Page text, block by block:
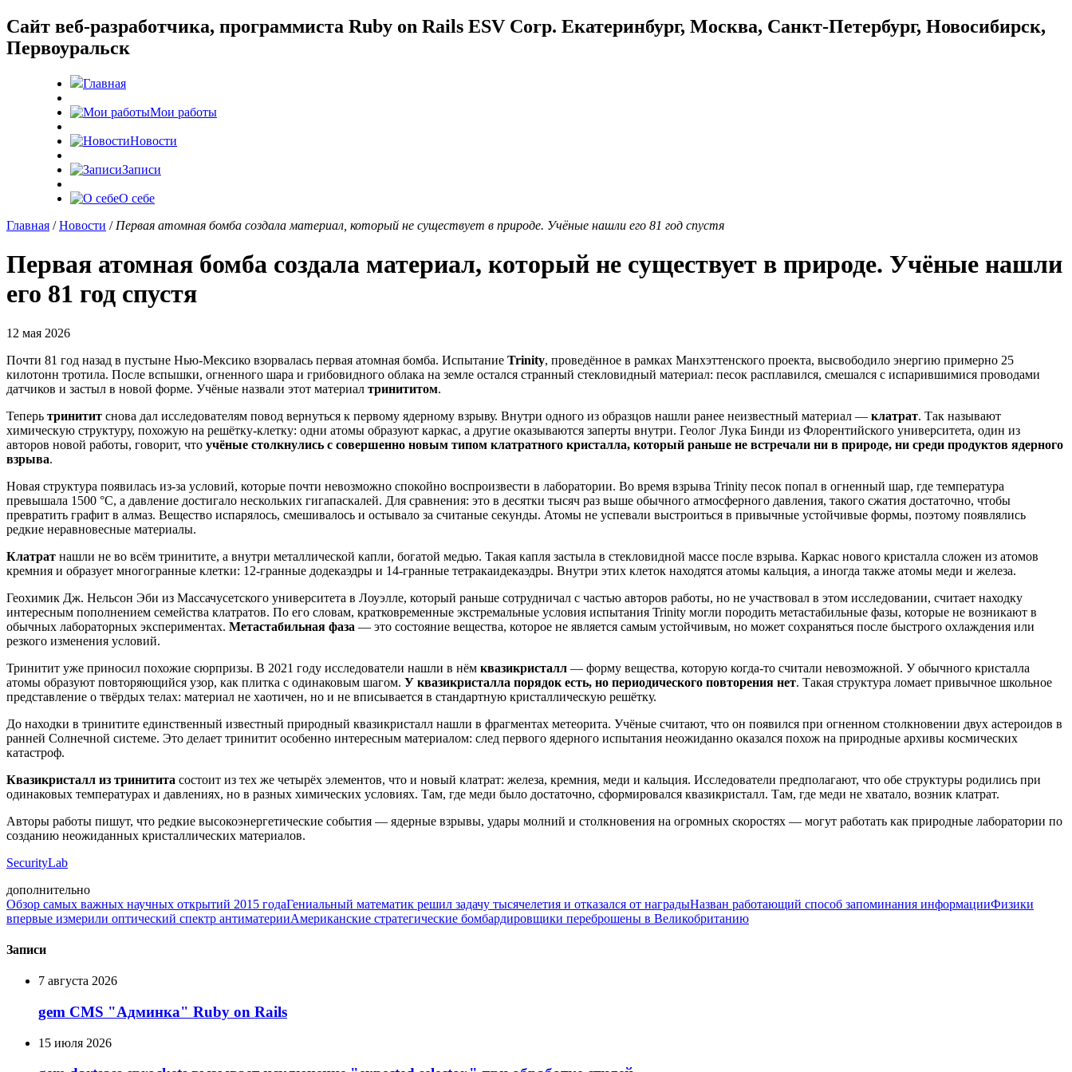
Cайт веб-разработчика, программиста Ruby on Rails ESV Corp. Екатеринбург, Москва, Санкт-Петербург, Новосибирск,
Первоуральск
Главная
Мои работы
Новости
Записи
О себе
Главная /Новости / Первая атомная бомба создала материал, который не существует в природе. Учёные нашли его 81 год спустя
Первая атомная бомба создала материал, который не существует в природе. Учёные нашли
его 81 год спустя
12 мая 2026
Почти 81 год назад в пустыне Нью-Мексико взорвалась первая атомная бомба. Испытание Trinity, проведённое в рамках Манхэттенского проекта, высвободило энергию примерно 25
килотонн тротила. После вспышки, огненного шара и грибовидного облака на земле остался странный стекловидный материал: песок расплавился, смешался с испарившимися проводами
датчиков и застыл в новой форме. Учёные назвали этот материал тринититом.
Теперь тринитит снова дал исследователям повод вернуться к первому ядерному взрыву. Внутри одного из образцов нашли ранее неизвестный материал — клатрат. Так называют
химическую структуру, похожую на решётку-клетку: одни атомы образуют каркас, а другие оказываются заперты внутри. Геолог Лука Бинди из Флорентийского университета, один из
авторов новой работы, говорит, что учёные столкнулись с совершенно новым типом клатратного кристалла, который раньше не встречали ни в природе, ни среди продуктов ядерного
взрыва.
Новая структура появилась из-за условий, которые почти невозможно спокойно воспроизвести в лаборатории. Во время взрыва Trinity песок попал в огненный шар, где температура
превышала 1500 °C, а давление достигало нескольких гигапаскалей. Для сравнения: это в десятки тысяч раз выше обычного атмосферного давления, такого сжатия достаточно, чтобы
превратить графит в алмаз. Вещество испарялось, смешивалось и остывало за считаные секунды. Атомы не успевали выстроиться в привычные устойчивые формы, поэтому появлялись
редкие неравновесные материалы.
Клатрат нашли не во всём тринитите, а внутри металлической капли, богатой медью. Такая капля застыла в стекловидной массе после взрыва. Каркас нового кристалла сложен из атомов
кремния и образует многогранные клетки: 12-гранные додекаэдры и 14-гранные тетракаидекаэдры. Внутри этих клеток находятся атомы кальция, а иногда также атомы меди и железа.
Геохимик Дж. Нельсон Эби из Массачусетского университета в Лоуэлле, который раньше сотрудничал с частью авторов работы, но не участвовал в этом исследовании, считает находку
интересным пополнением семейства клатратов. По его словам, кратковременные экстремальные условия испытания Trinity могли породить метастабильные фазы, которые не возникают в
обычных лабораторных экспериментах. Метастабильная фаза — это состояние вещества, которое не является самым устойчивым, но может сохраняться после быстрого охлаждения или
резкого изменения условий.
Тринитит уже приносил похожие сюрпризы. В 2021 году исследователи нашли в нём квазикристалл — форму вещества, которую когда-то считали невозможной. У обычного кристалла
атомы образуют повторяющийся узор, как плитка с одинаковым шагом. У квазикристалла порядок есть, но периодического повторения нет. Такая структура ломает привычное школьное
представление о твёрдых телах: материал не хаотичен, но и не вписывается в стандартную кристаллическую решётку.
До находки в тринитите единственный известный природный квазикристалл нашли в фрагментах метеорита. Учёные считают, что он появился при огненном столкновении двух астероидов в
ранней Солнечной системе. Это делает тринитит особенно интересным материалом: след первого ядерного испытания неожиданно оказался похож на природные архивы космических
катастроф.
Квазикристалл из тринитита состоит из тех же четырёх элементов, что и новый клатрат: железа, кремния, меди и кальция. Исследователи предполагают, что обе структуры родились при
одинаковых температурах и давлениях, но в разных химических условиях. Там, где меди было достаточно, сформировался квазикристалл. Там, где меди не хватало, возник клатрат.
Авторы работы пишут, что редкие высокоэнергетические события — ядерные взрывы, удары молний и столкновения на огромных скоростях — могут работать как природные лаборатории по
созданию неожиданных кристаллических материалов.
SecurityLab
дополнительно
Обзор самых важных научных открытий 2015 годаГениальный математик решил задачу тысячелетия и отказался от наградыНазван работающий способ запоминания информацииФизики
впервые измерили оптический спектр антиматерииАмериканские стратегические бомбардировщики переброшены в Великобританию
Записи
7 августа 2026
gem CMS "Админка" Ruby on Rails
15 июля 2026